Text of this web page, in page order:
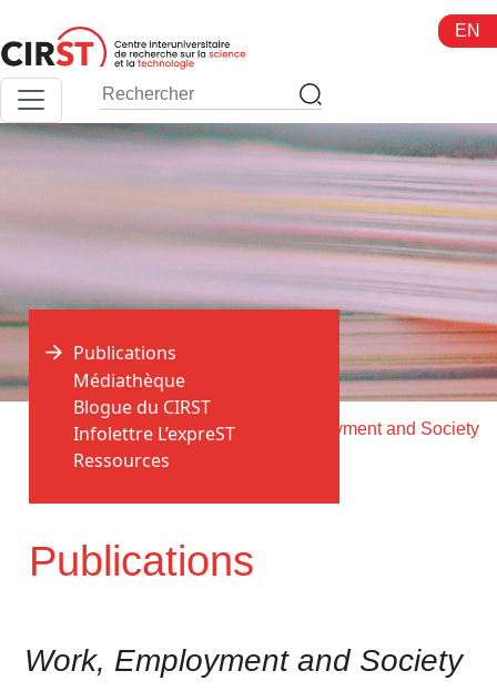
au
contenu
EN
Accueil > Publications > Work, Employment and Society
Publications
Publications
Médiathèque
Blogue du CIRST
Infolettre L’expreST
Ressources
Work, Employment and Society